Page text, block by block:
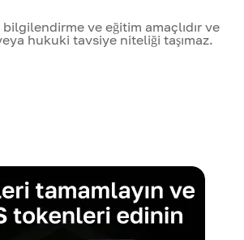
ve eğitim amaçlıdır ve
hukuki tavsiye niteliği taşımaz.